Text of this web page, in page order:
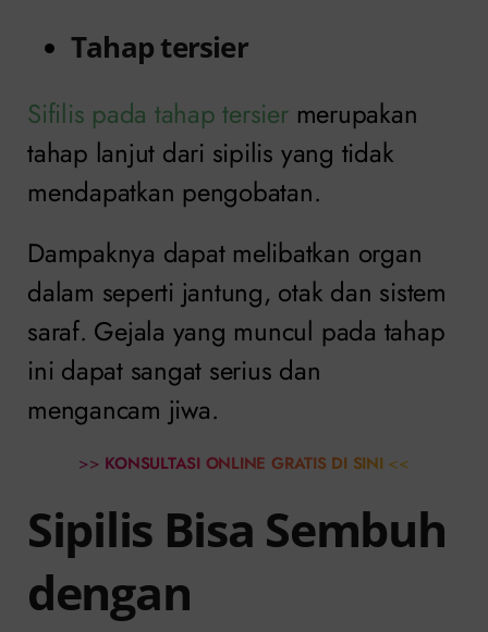
Tahap tersier
Sifilis pada tahap tersiermerupakan
tahap lanjut dari sipilis yang tidak
mendapatkan pengobatan.
Dampaknya dapat melibatkan organ
dalam seperti jantung, otak dan sistem
saraf. Gejala yang muncul pada tahap
ini dapat sangat serius dan
mengancam jiwa.
>> KONSULTASI ONLINE GRATIS DI SINI <<
Sipilis Bisa Sembuh
dengan